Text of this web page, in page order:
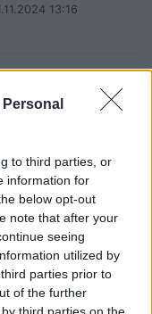
to third parties, or
information for
below opt-out
note that after your
seeing
utilized by
parties prior to
of the further
third parties on the
13:16
U18 batte
i 26 per l'incontro
01:01